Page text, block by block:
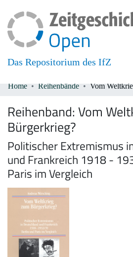
Das Repositorium des IfZ
All of DSpace
Home Reihenbände
Reihenband: Vom
Bürgerkrieg?
Politischer Extremismus
und Frankreich 1918 -
Paris im Vergleich